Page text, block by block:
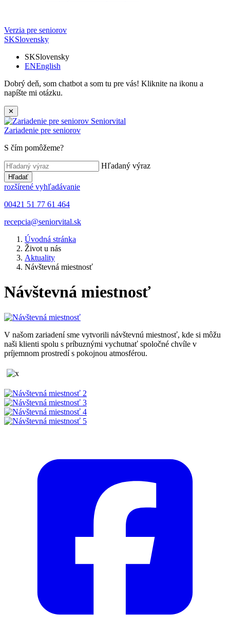
Verzia pre seniorov
SKSlovensky
SKSlovensky
ENEnglish
Dobrý deň, som chatbot a som tu pre vás! Kliknite na ikonu a
napíšte mi otázku.
✕
Zariadenie pre seniorov
S čím pomôžeme?
Hľadaný výraz
Hľadať
rozšírené vyhľadávanie
00421 51 77 61 464
recepcia@seniorvital.sk
Úvodná stránka
Život u nás
Aktuality
Návštevná miestnosť
Návštevná miestnosť
V našom zariadení sme vytvorili návštevnú miestnosť, kde si môžu
naši klienti spolu s príbuznými vychutnať spoločné chvíle v
príjemnom prostredí s pokojnou atmosférou.